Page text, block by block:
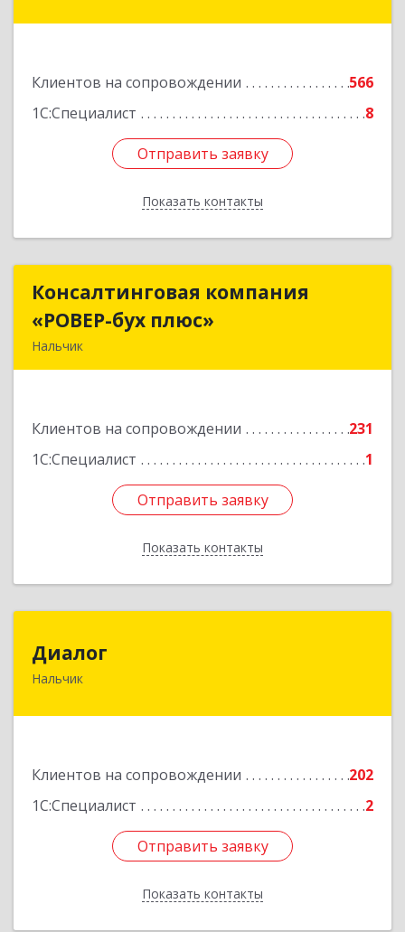
Клиентов на сопровождении
566
1С:Специалист
8
Отправить заявку
Показать контакты
Отправить заявку
Назад
Консалтинговая компания
«РОВЕР-бух плюс»
Нальчик
Клиентов на сопровождении
231
1С:Специалист
1
Отправить заявку
Показать контакты
Консалтинговая компания
«РОВЕР-бух плюс»
Подробнее
Отправить заявку
Назад
Диалог
Нальчик
Клиентов на сопровождении
202
1С:Специалист
2
Отправить заявку
Показать контакты
360016, Кабардино-Балкарская Респ, Нальчик г,
Отправить заявку
Назад